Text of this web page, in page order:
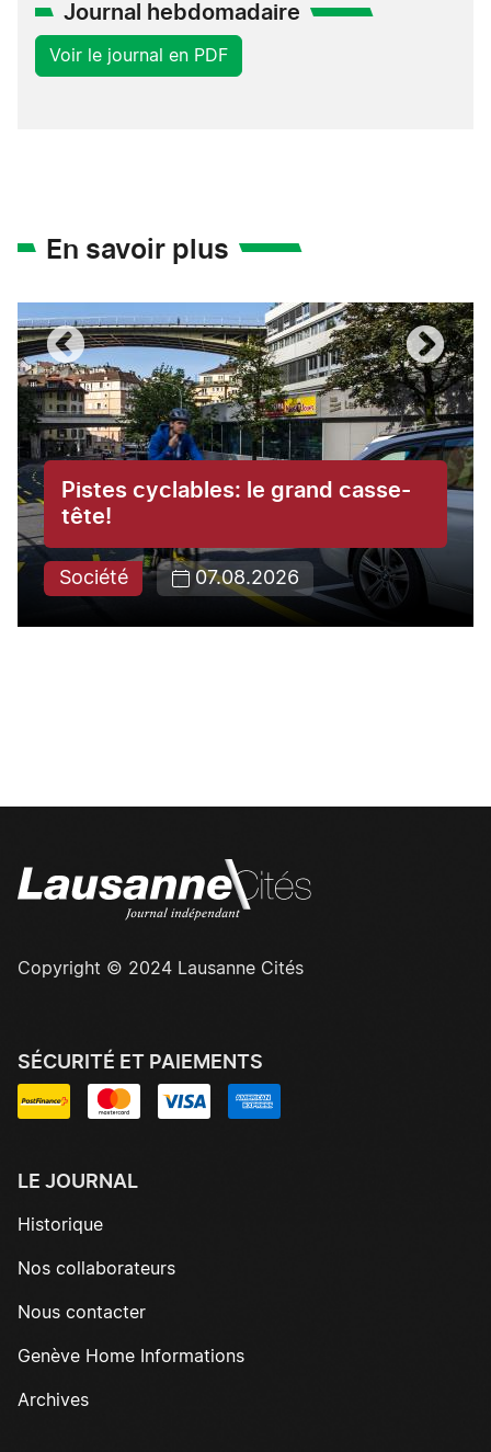
Journal hebdomadaire
Voir le journal en PDF
En savoir plus
Pistes cyclables: le grand casse-
tête!
Société 07.08.2026
Copyright © 2024 Lausanne Cités
SÉCURITÉ ET PAIEMENTS
LE JOURNAL
Historique
Nos collaborateurs
Nous contacter
Genève Home Informations
Archives